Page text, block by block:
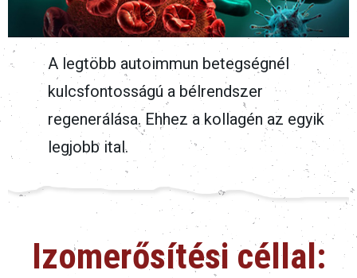
A legtöbb autoimmun betegségnél
kulcsfontosságú a bélrendszer
regenerálása. Ehhez a kollagén az egyik
legjobb ital.
Izomerősítési céllal: